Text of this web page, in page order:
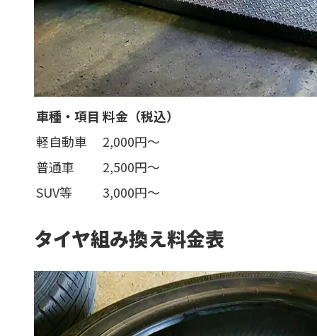
車種・項目 料金（税込）
軽自動車
2,000円〜
普通車
2,500円〜
SUV等
3,000円〜
タイヤ組み換え料金表